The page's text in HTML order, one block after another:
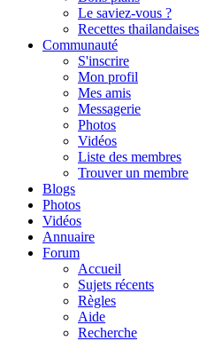
Le saviez-vous ?
Recettes thailandaises
Communauté
S'inscrire
Mon profil
Mes amis
Messagerie
Photos
Vidéos
Liste des membres
Trouver un membre
Blogs
Photos
Vidéos
Annuaire
Forum
Accueil
Sujets récents
Règles
Aide
Recherche